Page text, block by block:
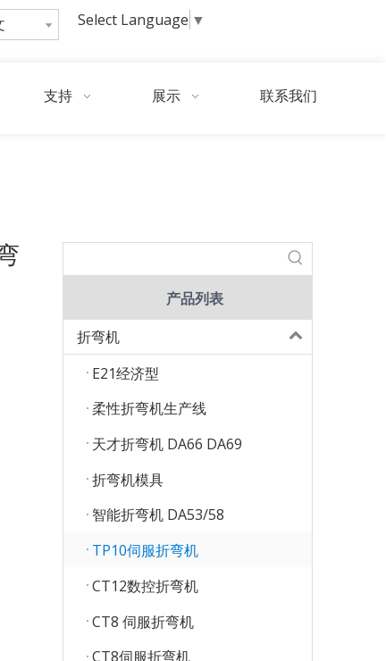
Select Language ▼
支持 展示 联系我们
产品列表
折弯机
E21经济型
柔性折弯机生产线
天才折弯机 DA66 DA69
折弯机模具
智能折弯机 DA53/58
TP10伺服折弯机
CT12数控折弯机
CT8 伺服折弯机
CT8伺服折弯机